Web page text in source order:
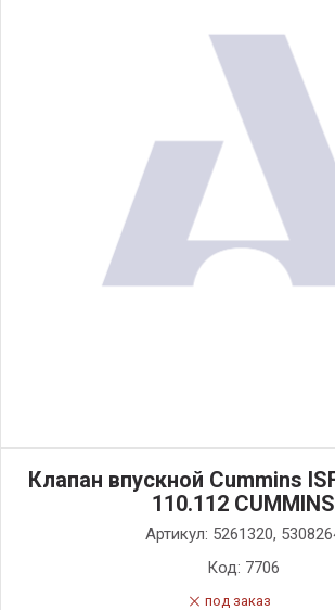
Клапан впускной Cummins
110.112 CUMMINS
Артикул: 5261320,
Код: 7706
под заказ